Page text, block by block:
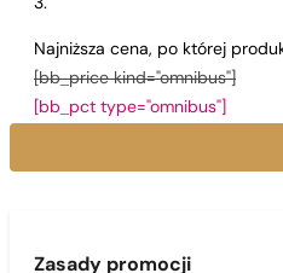
Najniższa cena, po której
[bb_price kind="omnibus"]
[bb_pct type="omnibus"]
Zasady promocji